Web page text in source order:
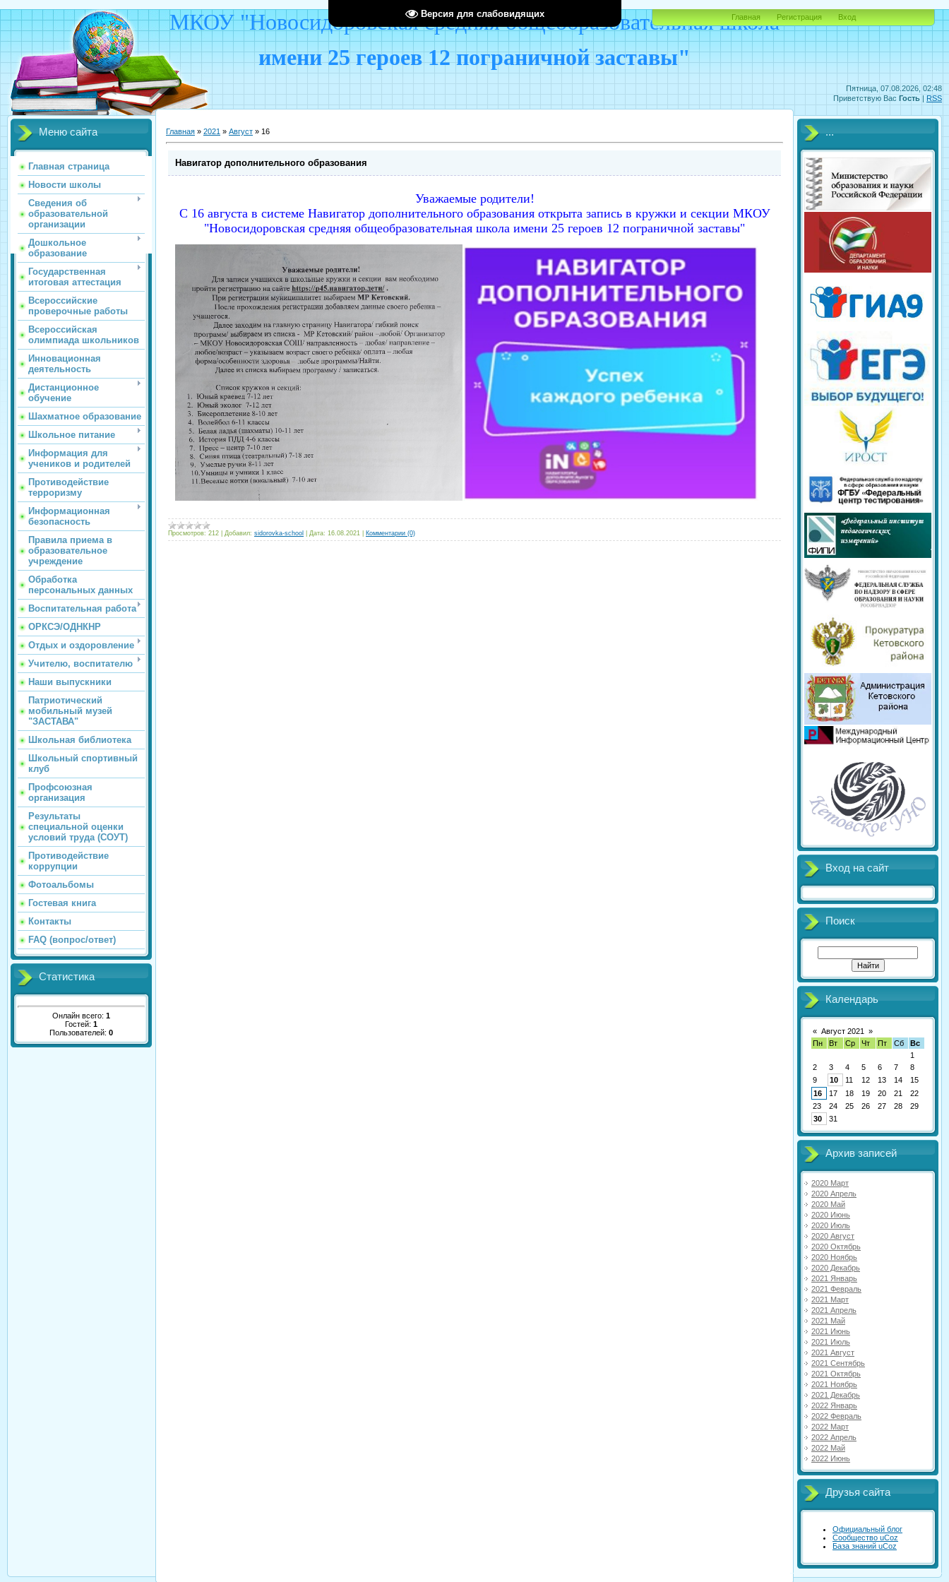
Версия для слабовидящих
Пятница, 07.08.2026, 02:48
Приветствую Вас Гость | RSS
МКОУ "Новосидоровская средняя общеобразовательная школа
имени 25 героев 12 пограничной заставы"
Главная Регистрация Вход
Меню сайта
Главная страница
Новости школы
Сведения об
образовательной
организации
Дошкольное
образование
Государственная
итоговая аттестация
Всероссийские
проверочные работы
Всероссийская
олимпиада школьников
Инновационная
деятельность
Дистанционное
обучение
Шахматное образование
Школьное питание
Информация для
учеников и родителей
Противодействие
терроризму
Информационная
безопасность
Правила приема в
образовательное
учреждение
Обработка
персональных данных
Воспитательная работа
ОРКСЭ/ОДНКНР
Отдых и оздоровление
Учителю, воспитателю
Наши выпускники
Патриотический
мобильный музей
"ЗАСТАВА"
Школьная библиотека
Школьный спортивный
клуб
Профсоюзная
организация
Результаты
специальной оценки
условий труда (СОУТ)
Противодействие
коррупции
Фотоальбомы
Гостевая книга
Контакты
FAQ (вопрос/ответ)
Статистика
Онлайн всего: 1
Гостей: 1
Пользователей: 0
Главная » 2021 » Август » 16
Навигатор дополнительного образования
Уважаемые родители!
С 16 августа в системе Навигатор дополнительного образования открыта запись в кружки и секции МКОУ
"Новосидоровская средняя общеобразовательная школа имени 25 героев 12 пограничной заставы"
Просмотров: 212 Добавил: sidorovka-school Дата: 16.08.2021 Комментарии (0)
...
Вход на сайт
Поиск
Календарь
« Август 2021
»
Пн
Вт Ср Чт Пт Сб
Вс
1
2
3 4 5 6 7
8
9
10 11 12 13 14
15
16
17 18 19 20 21
22
23
24 25 26 27 28
29
30
31
Архив записей
2020 Март
2020 Апрель
2020 Май
2020 Июнь
2020 Июль
2020 Август
2020 Октябрь
2020 Ноябрь
2020 Декабрь
2021 Январь
2021 Февраль
2021 Март
2021 Апрель
2021 Май
2021 Июнь
2021 Июль
2021 Август
2021 Сентябрь
2021 Октябрь
2021 Ноябрь
2021 Декабрь
2022 Январь
2022 Февраль
2022 Март
2022 Апрель
2022 Май
2022 Июнь
Друзья сайта
Официальный блог
Сообщество uCoz
База знаний uCoz